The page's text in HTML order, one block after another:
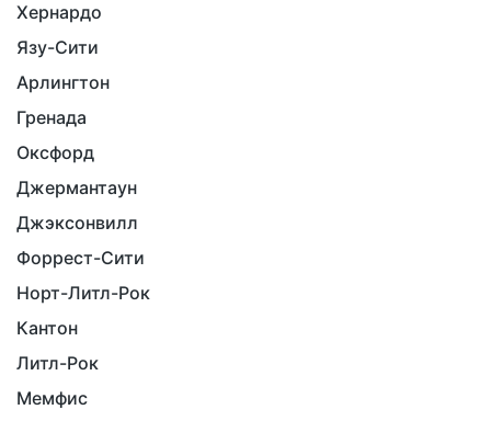
Хернардо
Язу-Сити
Арлингтон
Гренада
Оксфорд
Джермантаун
Джэксонвилл
Форрест-Сити
Норт-Литл-Рок
Кантон
Литл-Рок
Мемфис